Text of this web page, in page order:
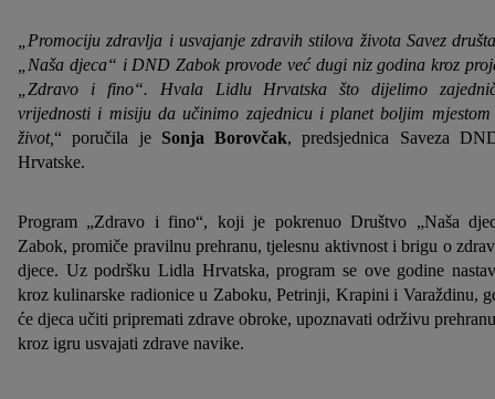
„Promociju zdravlja i usvajanje zdravih stilova života Savez
„Naša djeca“ i DND Zabok provode već dugi niz godina kroz
„Zdravo i fino“. Hvala Lidlu Hrvatska što dijelimo
vrijednosti i misiju da učinimo zajednicu i planet boljim mjestom
život, “ poručila je Sonja Borovčak, predsjednica Saveza
Hrvatske.
Program „Zdravo i fino“, koji je pokrenuo Društvo „Naša
Zabok, promiče pravilnu prehranu, tjelesnu aktivnost i brigu o
djece. Uz podršku Lidla Hrvatska, program se ove godine
kroz kulinarske radionice u Zaboku, Petrinji, Krapini i Varaždinu,
će djeca učiti pripremati zdrave obroke, upoznavati održivu
kroz igru usvajati zdrave navike.